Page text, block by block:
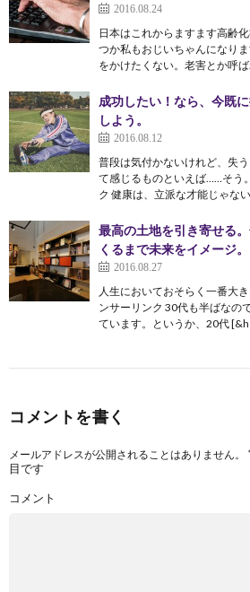
2016.08.24
日本はこれからますます高齢
つか私もおじいちゃんになり
をかけたくない。老害とか呼
成功したい！なら、今既
しよう。
2016.08.12
普段は気付かないけれど、失
て感じるものといえば……そう
ク 健康は、立派な才能じゃな
最高の土地を引き寄せる
くるまで未来をイメージ。
2016.08.27
人生においておそらく一番大
ンサーリンク 30代も半ばなの
ています。というか、20代
コメントを書く
メールアドレスが公開されることはありません。
目です
コメント